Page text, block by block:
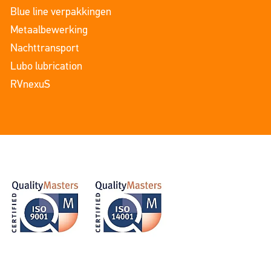
Blue line verpakkingen
Metaalbewerking
Nachttransport
Lubo lubrication
RVnexuS